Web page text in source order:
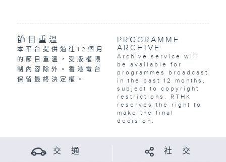
節目重溫
本平台提供過往12個月
的節目重溫，受版權限
制內容除外。香港電台
保留最終決定權。
PROGRAMME
ARCHIVE
Archive service will
be available for
programmes broadcast
in the past 12 months,
subject to copyright
restrictions. RTHK
reserves the right to
make the final
decision.
交 通 社 交